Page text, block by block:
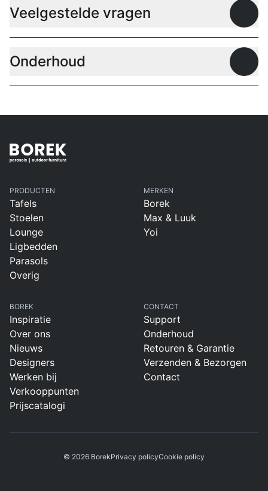
Veelgestelde vragen
Onderhoud
PRODUCTEN
Tafels
Stoelen
Lounge
Ligbedden
Parasols
Overig
MERKEN
Borek
Max & Luuk
Yoi
BOREK
Inspiratie
Over ons
Nieuws
Designers
Werken bij
Verkooppunten
Prijscatalogi
CONTACT
Support
Onderhoud
Retouren & Garantie
Verzenden & Bezorgen
Contact
© 2026 BorekPrivacy policyCookie policy